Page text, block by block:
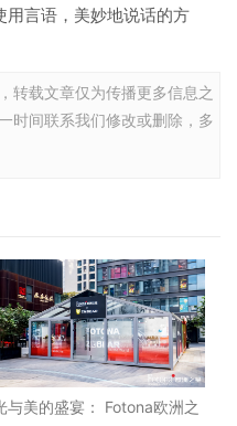
用言语，美妙地说话的方
转载文章仅为传播更多信息之
时间联系我们修改或删除，多
与美的盛宴： Fotona欧洲之